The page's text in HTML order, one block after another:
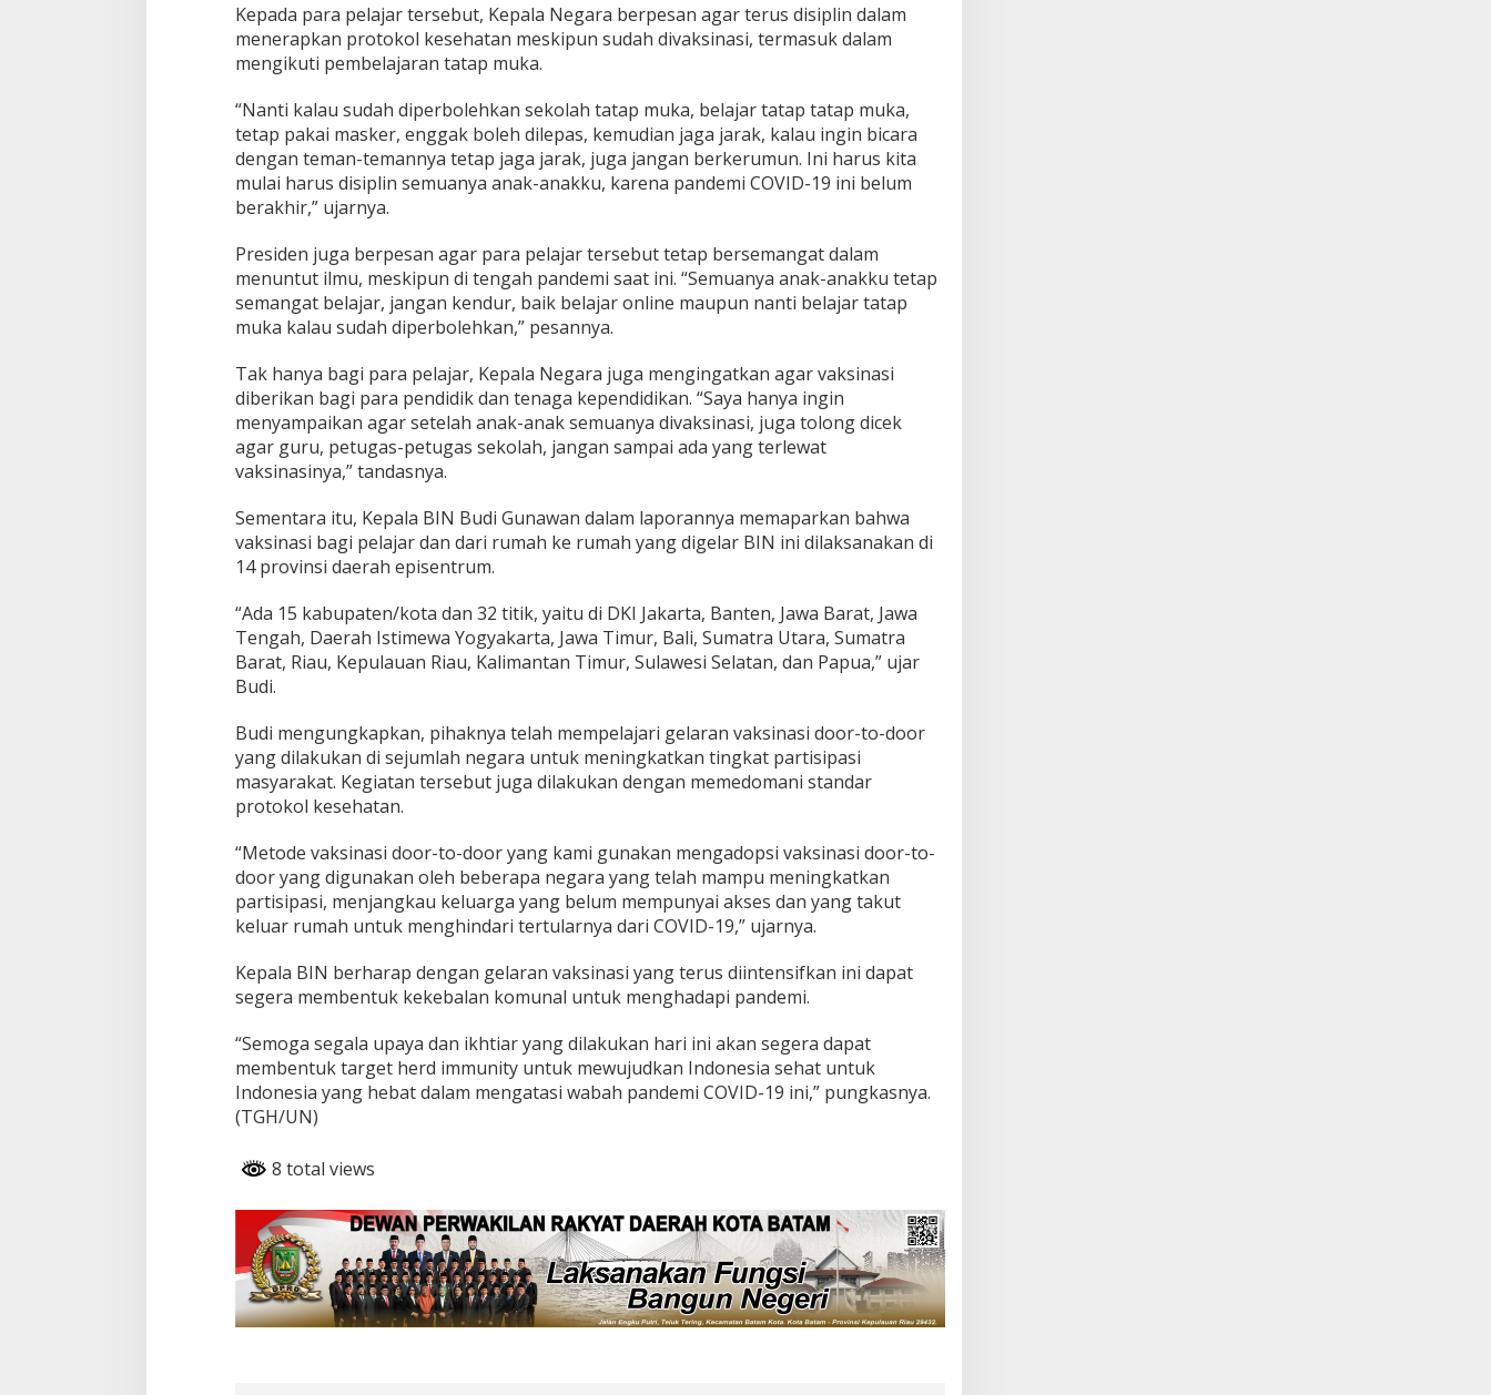
Kepada para pelajar tersebut, Kepala Negara berpesan agar terus disiplin dalam
menerapkan protokol kesehatan meskipun sudah divaksinasi, termasuk dalam
mengikuti pembelajaran tatap muka.
“Nanti kalau sudah diperbolehkan sekolah tatap muka, belajar tatap tatap muka,
tetap pakai masker, enggak boleh dilepas, kemudian jaga jarak, kalau ingin bicara
dengan teman-temannya tetap jaga jarak, juga jangan berkerumun. Ini harus kita
mulai harus disiplin semuanya anak-anakku, karena pandemi COVID-19 ini belum
berakhir,” ujarnya.
Presiden juga berpesan agar para pelajar tersebut tetap bersemangat dalam
menuntut ilmu, meskipun di tengah pandemi saat ini. “Semuanya anak-anakku tetap
semangat belajar, jangan kendur, baik belajar online maupun nanti belajar tatap
muka kalau sudah diperbolehkan,” pesannya.
Tak hanya bagi para pelajar, Kepala Negara juga mengingatkan agar vaksinasi
diberikan bagi para pendidik dan tenaga kependidikan. “Saya hanya ingin
menyampaikan agar setelah anak-anak semuanya divaksinasi, juga tolong dicek
agar guru, petugas-petugas sekolah, jangan sampai ada yang terlewat
vaksinasinya,” tandasnya.
Sementara itu, Kepala BIN Budi Gunawan dalam laporannya memaparkan bahwa
vaksinasi bagi pelajar dan dari rumah ke rumah yang digelar BIN ini dilaksanakan di
14 provinsi daerah episentrum.
“Ada 15 kabupaten/kota dan 32 titik, yaitu di DKI Jakarta, Banten, Jawa Barat, Jawa
Tengah, Daerah Istimewa Yogyakarta, Jawa Timur, Bali, Sumatra Utara, Sumatra
Barat, Riau, Kepulauan Riau, Kalimantan Timur, Sulawesi Selatan, dan Papua,” ujar
Budi.
Budi mengungkapkan, pihaknya telah mempelajari gelaran vaksinasi door-to-door
yang dilakukan di sejumlah negara untuk meningkatkan tingkat partisipasi
masyarakat. Kegiatan tersebut juga dilakukan dengan memedomani standar
protokol kesehatan.
“Metode vaksinasi door-to-door yang kami gunakan mengadopsi vaksinasi door-to-
door yang digunakan oleh beberapa negara yang telah mampu meningkatkan
partisipasi, menjangkau keluarga yang belum mempunyai akses dan yang takut
keluar rumah untuk menghindari tertularnya dari COVID-19,” ujarnya.
Kepala BIN berharap dengan gelaran vaksinasi yang terus diintensifkan ini dapat
segera membentuk kekebalan komunal untuk menghadapi pandemi.
“Semoga segala upaya dan ikhtiar yang dilakukan hari ini akan segera dapat
membentuk target herd immunity untuk mewujudkan Indonesia sehat untuk
Indonesia yang hebat dalam mengatasi wabah pandemi COVID-19 ini,” pungkasnya.
(TGH/UN)
8 total views